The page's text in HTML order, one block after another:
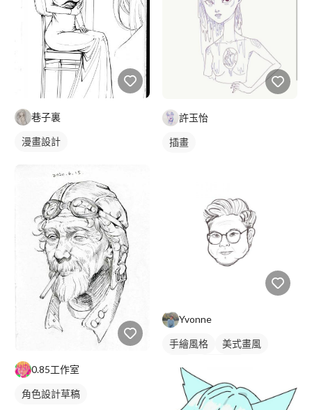
巷子裏
漫畫設計
0.85工作室
角色設計草稿
許玉怡
插畫
Yvonne
手繪風格
美式畫風